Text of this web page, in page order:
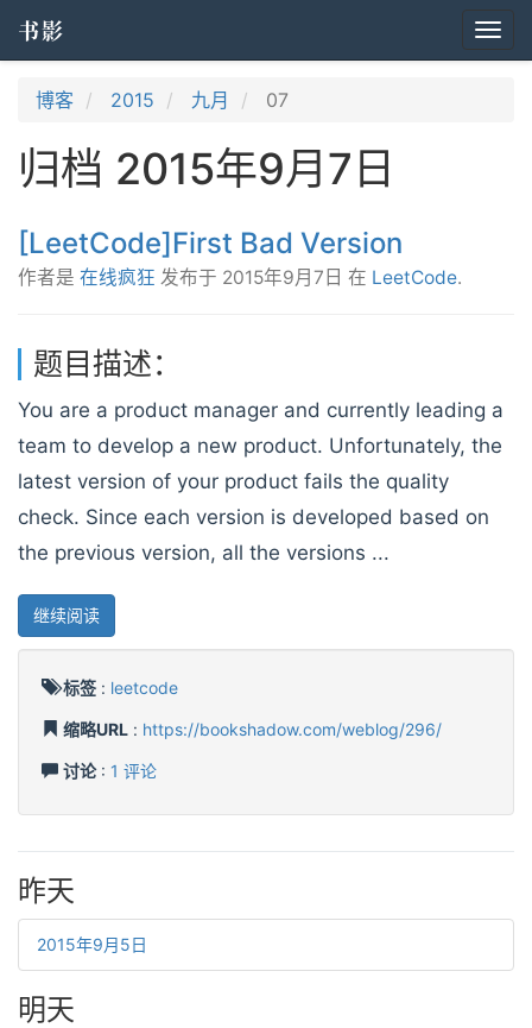
书影
博客 2015 九月 07
归档 2015年9月7日
[LeetCode]First Bad Version
作者是 在线疯狂 发布于 2015年9月7日 在 LeetCode.
题目描述：
You are a product manager and currently leading a
team to develop a new product. Unfortunately, the
latest version of your product fails the quality
check. Since each version is developed based on
the previous version, all the versions ...
继续阅读
标签 : leetcode
缩略URL : https://bookshadow.com/weblog/296/
讨论: 1 评论
昨天
2015年9月5日
明天